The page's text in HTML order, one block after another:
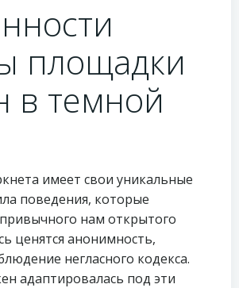
площадки
в темной
имеет свои уникальные
поведения, которые
нам открытого
ценятся анонимность,
негласного кодекса.
адаптировалась под эти